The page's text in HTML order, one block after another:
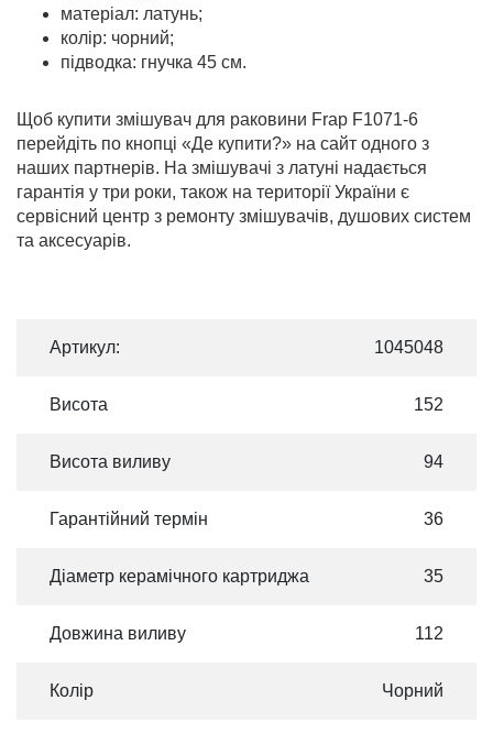
матеріал: латунь;
колір: чорний;
підводка: гнучка 45 см.
Щоб купити змішувач для раковини Frap F1071-6
перейдіть по кнопці «Де купити?» на сайт одного з
наших партнерів. На змішувачі з латуні надається
гарантія у три роки, також на території України є
сервісний центр з ремонту змішувачів, душових систем
та аксесуарів.
Артикул: 1045048
Висота 152
Висота виливу 94
Гарантійний термін 36
Діаметр керамічного картриджа 35
Довжина виливу 112
Колір Чорний